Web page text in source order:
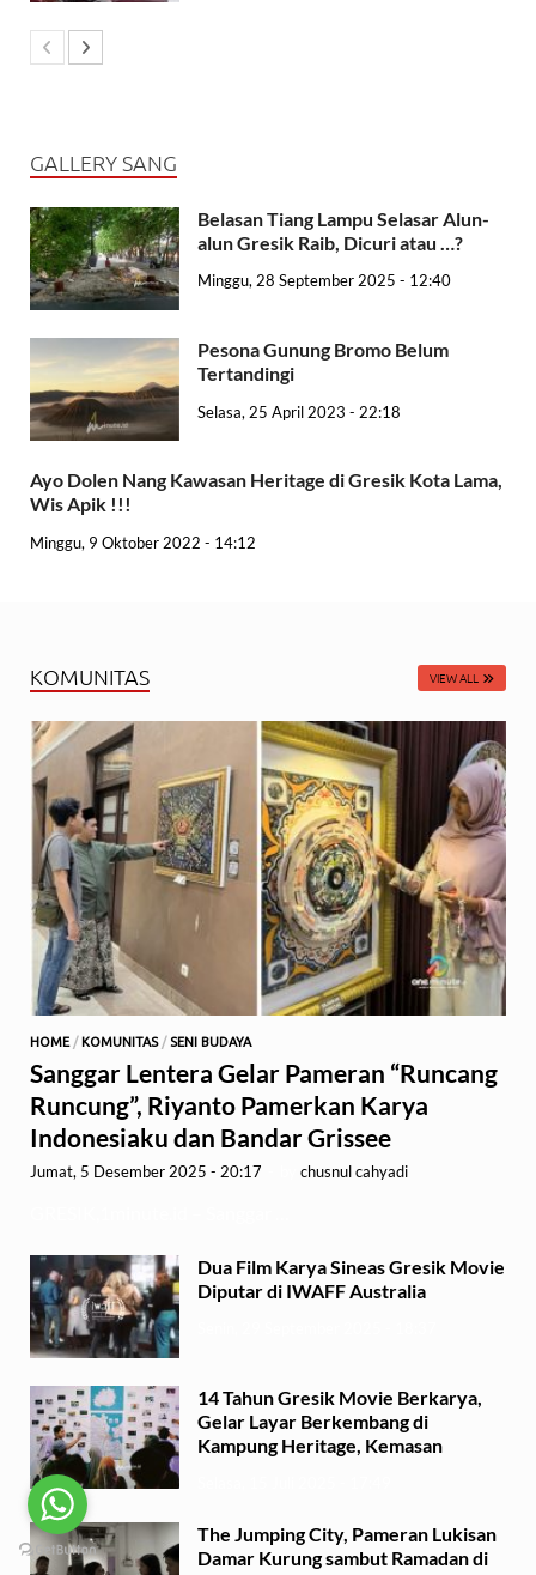
GALLERY SANG
Belasan Tiang Lampu Selasar Alun-
alun Gresik Raib, Dicuri atau …?
Minggu, 28 September 2025 - 12:40
Pesona Gunung Bromo Belum
Tertandingi
Selasa, 25 April 2023 - 22:18
Ayo Dolen Nang Kawasan Heritage di Gresik Kota Lama,
Wis Apik !!!
Minggu, 9 Oktober 2022 - 14:12
KOMUNITAS VIEW ALL
HOME / KOMUNITAS/ SENI BUDAYA
Sanggar Lentera Gelar Pameran “Runcang
Runcung”, Riyanto Pamerkan Karya
Indonesiaku dan Bandar Grissee
Jumat, 5 Desember 2025 - 20:17 chusnul cahyadi
Dua Film Karya Sineas Gresik Movie
Diputar di IWAFF Australia
14 Tahun Gresik Movie Berkarya,
Gelar Layar Berkembang di
Kampung Heritage, Kemasan
The Jumping City, Pameran Lukisan
Damar Kurung sambut Ramadan di